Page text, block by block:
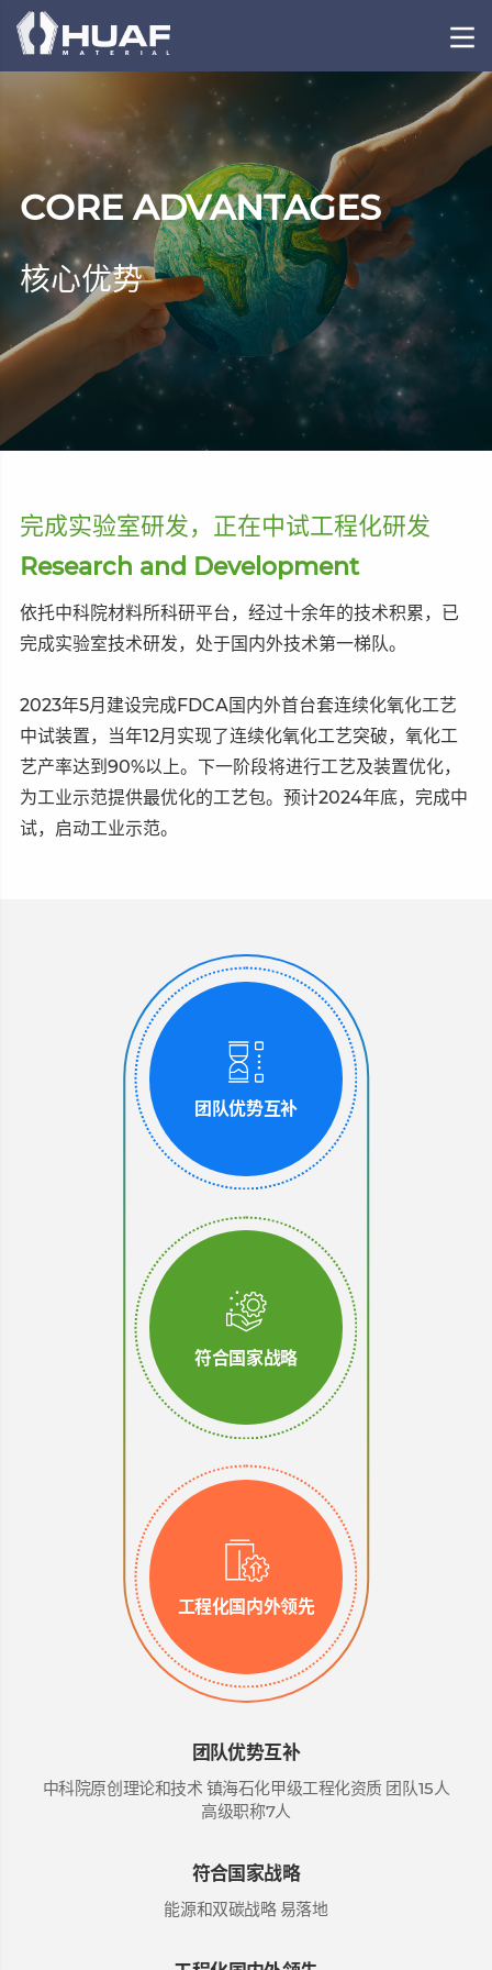
CORE ADVANTAGES
核心优势
完成实验室研发，正在中试工程化研发
Research and Development
依托中科院材料所科研平台，经过十余年的技术积累，已
完成实验室技术研发，处于国内外技术第一梯队。
2023年5月建设完成FDCA国内外首台套连续化氧化工艺
中试装置，当年12月实现了连续化氧化工艺突破，氧化工
艺产率达到90%以上。下一阶段将进行工艺及装置优化，
为工业示范提供最优化的工艺包。预计2024年底，完成中
试，启动工业示范。
团队优势互补
符合国家战略
工程化国内外领先
团队优势互补
中科院原创理论和技术 镇海石化甲级工程化资质团队15人
高级职称7人
符合国家战略
能源和双碳战略易落地